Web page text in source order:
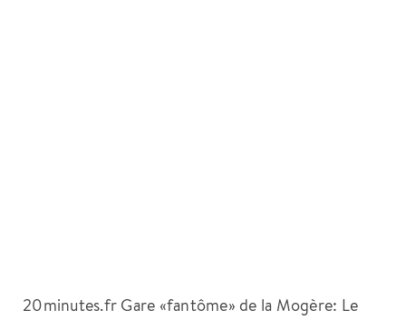
20minutes.fr Gare «fantôme» de la Mogère: Le